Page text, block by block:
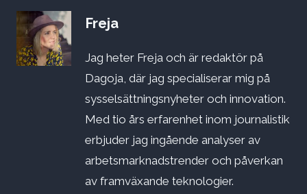
Freja
Jag heter Freja och är redaktör på
Dagoja, där jag specialiserar mig på
sysselsättningsnyheter och innovation.
Med tio års erfarenhet inom journalistik
erbjuder jag ingående analyser av
arbetsmarknadstrender och påverkan
av framväxande teknologier.